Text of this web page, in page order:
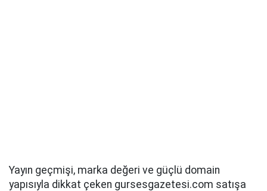
Yayın geçmişi, marka değeri ve güçlü domain
yapısıyla dikkat çeken gursesgazetesi.com satışa